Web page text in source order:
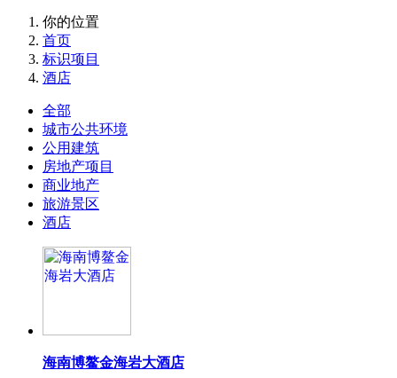
你的位置
首页
标识项目
酒店
全部
城市公共环境
公用建筑
房地产项目
商业地产
旅游景区
酒店
海南博鳌金海岩大酒店